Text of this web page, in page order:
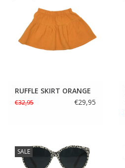
RUFFLE SKIRT ORANGE
€32,95 €29,95
SALE